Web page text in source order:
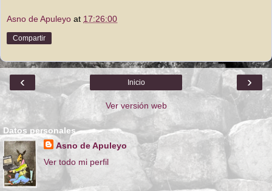
Asno de Apuleyo at 17:26:00
Compartir
‹ ›
Inicio
Ver versión web
Datos personales
Asno de Apuleyo
Ver todo mi perfil